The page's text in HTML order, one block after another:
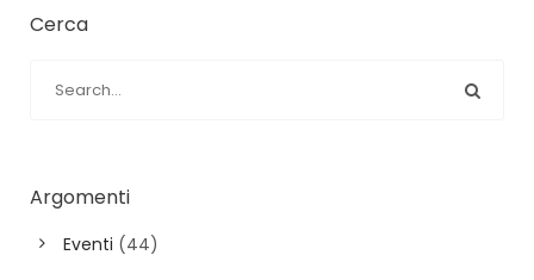
Cerca
Argomenti
Eventi (44)